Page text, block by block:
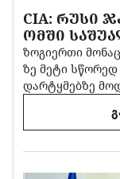
CIA: ᲠᲣᲡᲘ
ᲝᲛᲨᲘ
ზოგიერთი
ზე მეტი
დარტყმებზე